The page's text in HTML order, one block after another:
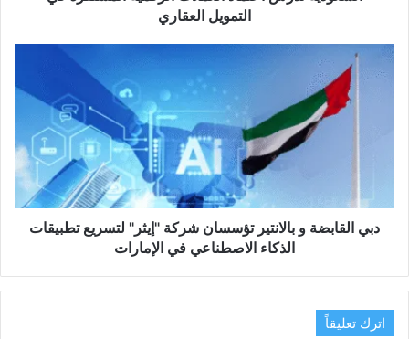
التمويل العقاري
دبي
القابضة
تطبيقات
الذكاء
دبي القابضة و بالانتير تؤسسان شركة "إيثر" لتسريع تطبيقات
الذكاء الاصطناعي في الإمارات
اترك تعليقاً